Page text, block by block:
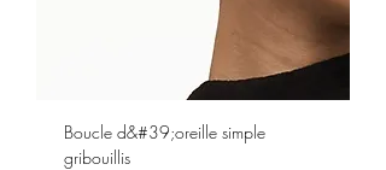
Boucle d&#39;oreille simple
gribouillis